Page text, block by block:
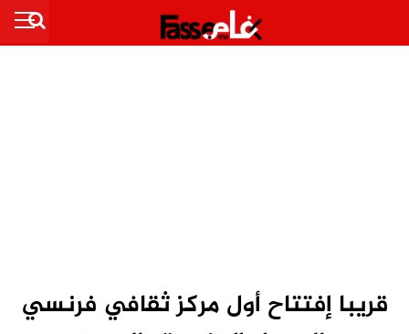
قريبا إفتتاح أول مركز ثقافي فرنسي